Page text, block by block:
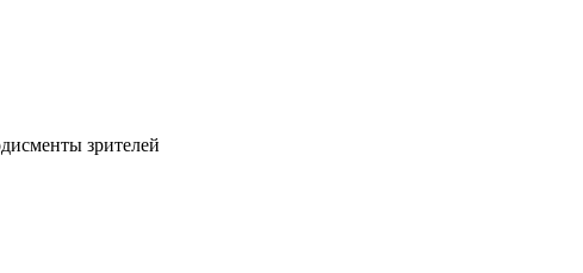
зрителей